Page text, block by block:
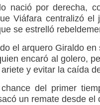
nació por derecha,
Viáfara centralizó
se estrelló
el arquero Giraldo
encaró al golero,
y evitar la caída
del primer
un remate desde el